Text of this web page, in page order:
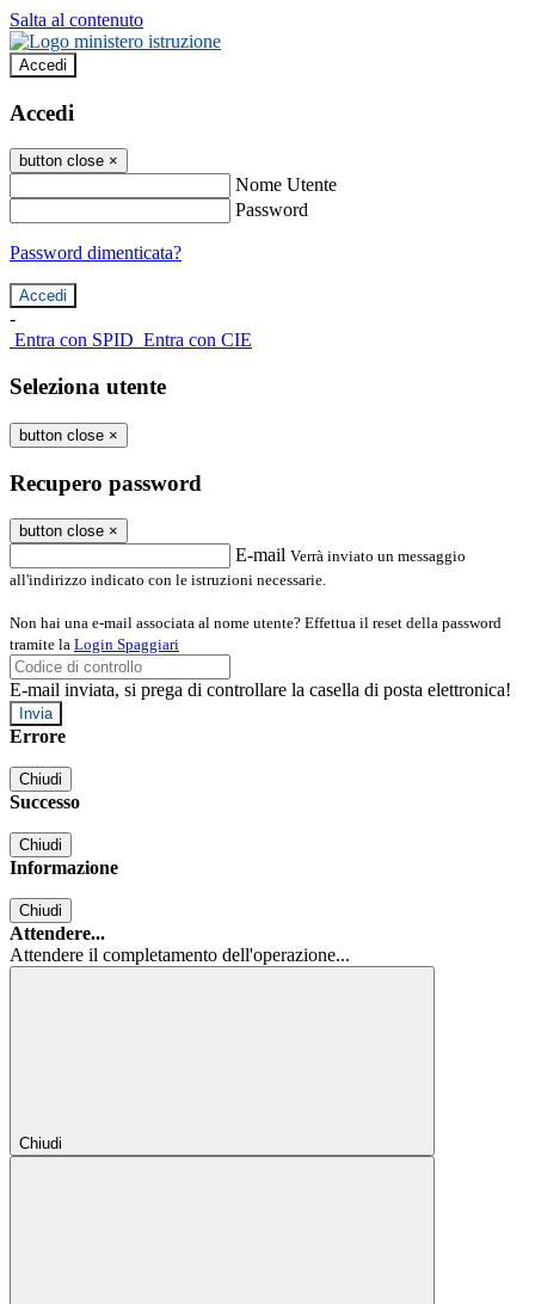
Salta al contenuto
Accedi
Accedi
button close ×
Nome Utente
Password
Password dimenticata?
-
Entra con SPID Entra con CIE
Seleziona utente
button close ×
Recupero password
button close ×
E-mail Verrà inviato un messaggio
all'indirizzo indicato con le istruzioni necessarie.
Non hai una e-mail associata al nome utente? Effettua il reset della password
tramite la Login Spaggiari
E-mail inviata, si prega di controllare la casella di posta elettronica!
Errore
Chiudi
Successo
Chiudi
Informazione
Chiudi
Attendere...
Attendere il completamento dell'operazione...
Chiudi